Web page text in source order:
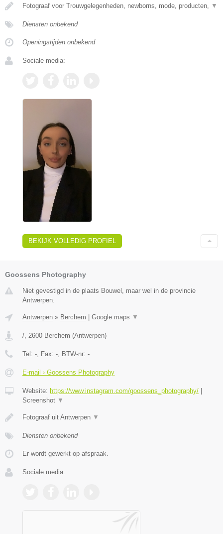
Fotograaf voor Trouwgelegenheden, newborns, mode, producten, ▼
Diensten onbekend
Openingstijden onbekend
Sociale media:
BEKIJK VOLLEDIG PROFIEL
Goossens Photography
Niet gevestigd in de plaats Bouwel, maar wel in de provincie
Antwerpen.
Antwerpen » Berchem Google maps ▼
/, 2600 Berchem (Antwerpen)
Tel: -, Fax: -, BTW-nr: -
E-mail › Goossens Photography
Website: https://www.instagram.com/goossens_photography/
Screenshot ▼
Fotograaf uit Antwerpen ▼
Diensten onbekend
Er wordt gewerkt op afspraak.
Sociale media: